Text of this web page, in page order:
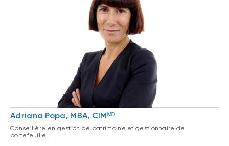
Adriana Popa, MBA, CIMᴹᴰ
Conseillère en gestion de patrimoine et gestionnaire de
portefeuille